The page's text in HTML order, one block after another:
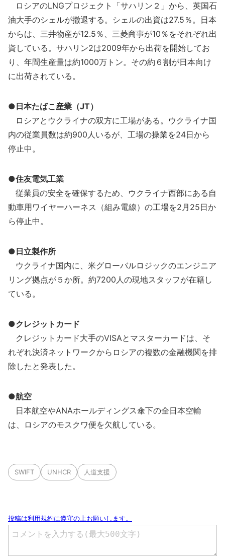
ロシアのLNGプロジェクト「サハリン２」から、英国石
油大手のシェルが撤退する。シェルの出資は27.5％。日本
からは、三井物産が12.5％、三菱商事が10％をそれぞれ出
資している。サハリン2は2009年から出荷を開始してお
り、年間生産量は約1000万トン。その約６割が日本向け
に出荷されている。
●日本たばこ産業（JT）
ロシアとウクライナの双方に工場がある。ウクライナ国
内の従業員数は約900人いるが、工場の操業を24日から
停止中。
●住友電気工業
従業員の安全を確保するため、ウクライナ西部にある自
動車用ワイヤーハーネス（組み電線）の工場を2月25日か
ら停止中。
●日立製作所
ウクライナ国内に、米グローバルロジックのエンジニア
リング拠点が５か所。約7200人の現地スタッフが在籍し
ている。
●クレジットカード
クレジットカード大手のVISAとマスターカードは、そ
れぞれ決済ネットワークからロシアの複数の金融機関を排
除したと発表した。
●航空
日本航空やANAホールディングス傘下の全日本空輸
は、ロシアのモスクワ便を欠航している。
SWIFT UNHCR 人道支援